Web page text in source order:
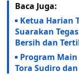
Baca Juga:
Ketua Harian
Suarakan
Bersih dan
Program
Tora Sudiro